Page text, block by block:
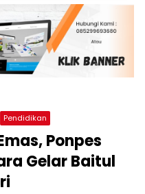
Pendidikan
Ponpes
Gelar Baitul